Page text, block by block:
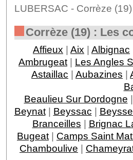
LUBERSAC - Corrèze
Corrèze (19) : Les
Affieux | Aix | Albignac
Ambrugeat | Les Angles
Astaillac | Aubazines |
Beaulieu Sur Dordogne |
Beynat| Beyssac |
Branceilles | Brignac
Bugeat | Camps Saint
Chamboulive |